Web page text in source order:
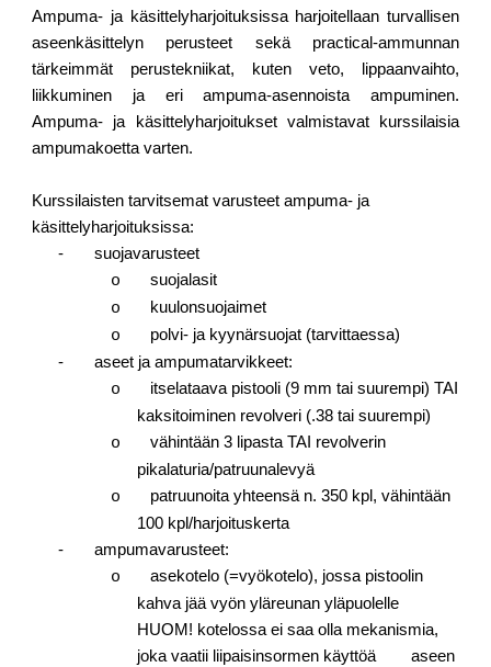
Ampuma- ja käsittelyharjoituksissa harjoitellaan turvallisen
aseenkäsittelyn perusteet sekä practical-ammunnan
tärkeimmät perustekniikat, kuten veto, lippaanvaihto,
liikkuminen ja eri ampuma-asennoista ampuminen.
Ampuma- ja käsittelyharjoitukset valmistavat kurssilaisia
ampumakoetta varten.
Kurssilaisten tarvitsemat varusteet ampuma- ja
käsittelyharjoituksissa:
- suojavarusteet
osuojalasit
o kuulonsuojaimet
o polvi- ja kyynärsuojat (tarvittaessa)
- aseet ja ampumatarvikkeet:
o itselataava pistooli (9 mm tai suurempi) TAI
kaksitoiminen revolveri (.38 tai suurempi)
ovähintään 3 lipasta TAI revolverin
pikalaturia/patruunalevyä
o patruunoita yhteensä n. 350 kpl, vähintään
100 kpl/harjoituskerta
- ampumavarusteet:
oasekotelo (=vyökotelo), jossa pistoolin
kahva jää vyön yläreunan yläpuolelle
HUOM! kotelossa ei saa olla mekanismia,
joka vaatii liipaisinsormen käyttöä aseen